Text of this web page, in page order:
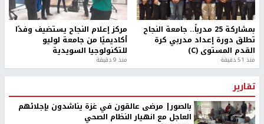
بمشاركة 25 مدرباً.. جامعة النجاح
تطلق دورة إعداد مدربي كرة
القدم المستوى (C)
منذ 51 دقيقة
مركز إعلام النجاح يستضيف وفدًا
أكاديميًا من جامعة لوليو
للتكنولوجيا السويدية
منذ 9 دقيقة
تقارير
بالصور| مرضى عالقون في غزة يناشدون بإجلائهم
العاجل مع انهيار النظام الصحي